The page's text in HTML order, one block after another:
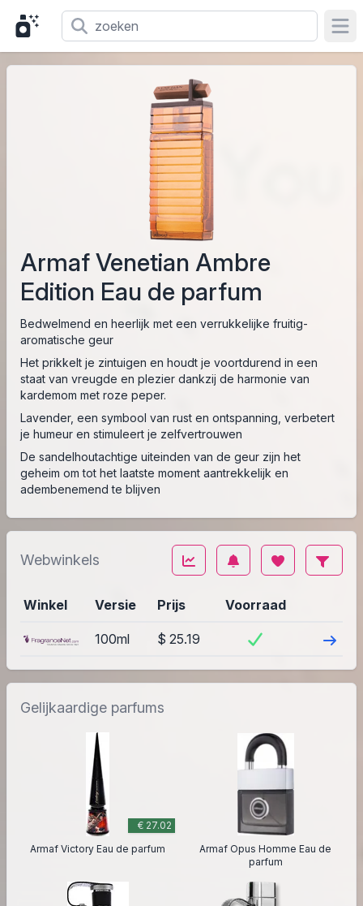
Armaf Venetian Ambre
Edition Eau de parfum
Bedwelmend en heerlijk met een verrukkelijke fruitig-
aromatische geur
Het prikkelt je zintuigen en houdt je voortdurend in een
staat van vreugde en plezier dankzij de harmonie van
kardemom met roze peper.
Lavender, een symbool van rust en ontspanning, verbetert
je humeur en stimuleert je zelfvertrouwen
De sandelhoutachtige uiteinden van de geur zijn het
geheim om tot het laatste moment aantrekkelijk en
adembenemend te blijven
Webwinkels
Winkel Versie Prijs Voorraad
100ml $ 25.19
Gelijkaardige parfums
€ 27.02
Armaf Victory Eau de parfum
Armaf Opus Homme Eau de
parfum